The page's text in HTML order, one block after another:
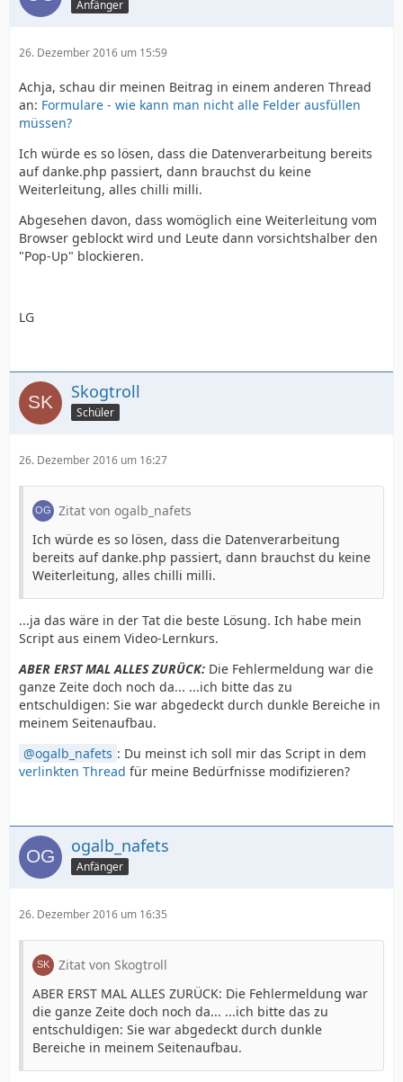
Anfänger
26. Dezember 2016 um 15:59
Achja, schau dir meinen Beitrag in einem anderen Thread
an: Formulare - wie kann man nicht alle Felder ausfüllen
müssen?
Ich würde es so lösen, dass die Datenverarbeitung bereits
auf danke.php passiert, dann brauchst du keine
Weiterleitung, alles chilli milli.
Abgesehen davon, dass womöglich eine Weiterleitung vom
Browser geblockt wird und Leute dann vorsichtshalber den
"Pop-Up" blockieren.
LG
Skogtroll
Schüler
26. Dezember 2016 um 16:27
Zitat von ogalb_nafets
Ich würde es so lösen, dass die Datenverarbeitung
bereits auf danke.php passiert, dann brauchst du keine
Weiterleitung, alles chilli milli.
...ja das wäre in der Tat die beste Lösung. Ich habe mein
Script aus einem Video-Lernkurs.
ABER ERST MAL ALLES ZURÜCK: Die Fehlermeldung war die
ganze Zeite doch noch da... ...ich bitte das zu
entschuldigen: Sie war abgedeckt durch dunkle Bereiche in
meinem Seitenaufbau.
ogalb_nafets : Du meinst ich soll mir das Script in dem
verlinkten Thread für meine Bedürfnisse modifizieren?
ogalb_nafets
Anfänger
26. Dezember 2016 um 16:35
Zitat von Skogtroll
ABER ERST MAL ALLES ZURÜCK: Die Fehlermeldung war
die ganze Zeite doch noch da... ...ich bitte das zu
entschuldigen: Sie war abgedeckt durch dunkle
Bereiche in meinem Seitenaufbau.